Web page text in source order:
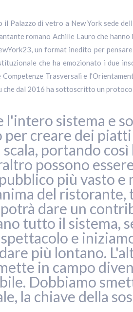
Palazzo di vetro a New York sede
romano Achille Lauro che
un format inedito per
che ha emozionato i due
Trasversali e
dal 2016 ha sottoscritto un
l'intero sistema e
creare dei
portando
possono
più vasto
del ristorante,
dare un
tutto il sistema,
e
più lontano.
in campo
Dobbiamo
la chiave della